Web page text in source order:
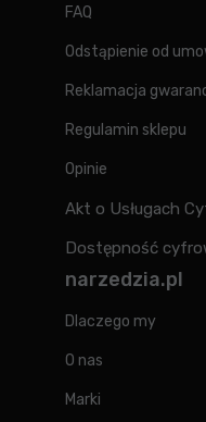
FAQ
Odstąpienie od
Reklamacja
Regulamin sklepu
Opinie
Akt o Usługach
Dostępność
narzedzia.pl
Dlaczego my
O nas
Marki